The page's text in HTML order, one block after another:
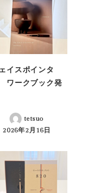
イスポインタ
ワークブック発
tetsuo
投稿日
2026年2月16日